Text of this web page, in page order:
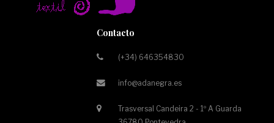
Contacto
(+34) 646354830
info@adanegra.es
Trasversal Candeira 2 - 1º A Guarda